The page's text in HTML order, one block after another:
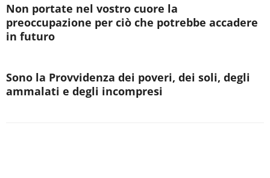
Non portate nel vostro cuore la
preoccupazione per ciò che potrebbe accadere
in futuro
Sono la Provvidenza dei poveri, dei soli, degli
ammalati e degli incompresi